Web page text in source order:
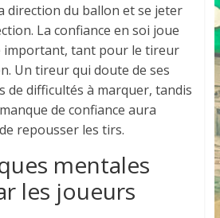
direction du ballon et se jeter
La confiance en soi joue
important, tant pour le tireur
Un tireur qui doute de ses
de difficultés à marquer, tandis
de confiance aura
repousser les tirs.
mentales
les joueurs